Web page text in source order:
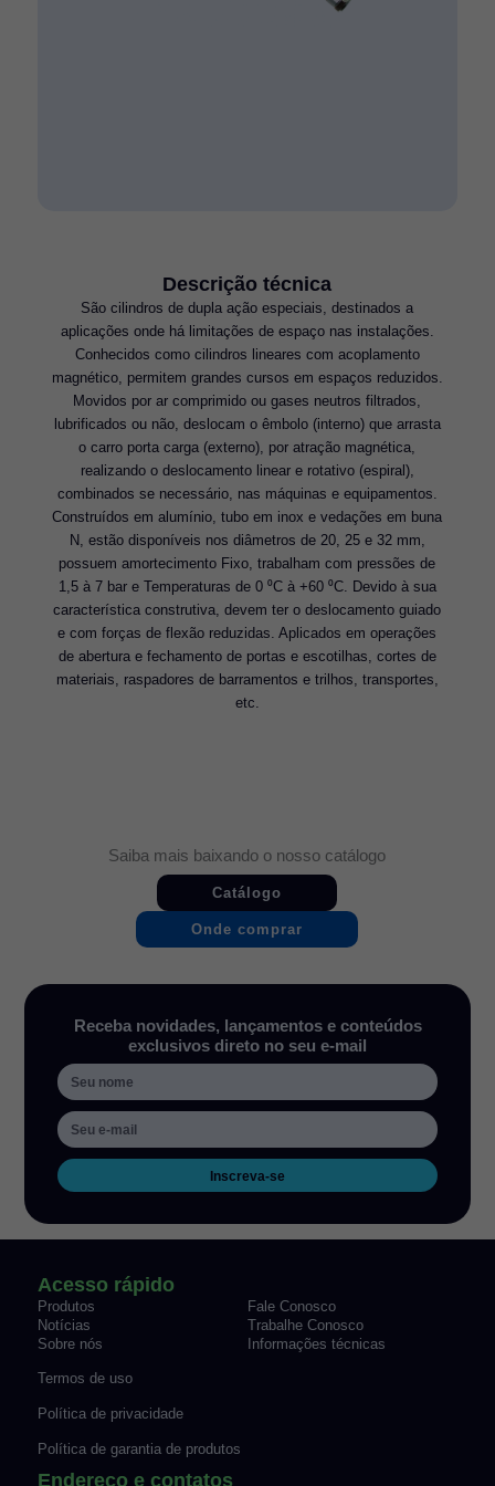
Descrição técnica
São cilindros de dupla ação especiais, destinados a
aplicações onde há limitações de espaço nas instalações.
Conhecidos como cilindros lineares com acoplamento
magnético, permitem grandes cursos em espaços reduzidos.
Movidos por ar comprimido ou gases neutros filtrados,
lubrificados ou não, deslocam o êmbolo (interno) que arrasta
o carro porta carga (externo), por atração magnética,
realizando o deslocamento linear e rotativo (espiral),
combinados se necessário, nas máquinas e equipamentos.
Construídos em alumínio, tubo em inox e vedações em buna
N, estão disponíveis nos diâmetros de 20, 25 e 32 mm,
possuem amortecimento Fixo, trabalham com pressões de
1,5 à 7 bar e Temperaturas de 0 ⁰C à +60 ⁰C. Devido à sua
característica construtiva, devem ter o deslocamento guiado
e com forças de flexão reduzidas. Aplicados em operações
de abertura e fechamento de portas e escotilhas, cortes de
materiais, raspadores de barramentos e trilhos, transportes,
etc.
Saiba mais baixando o nosso catálogo
Catálogo
Onde comprar
Receba novidades, lançamentos e conteúdos
exclusivos direto no seu e-mail
Inscreva-se
Acesso rápido
Produtos
Fale Conosco
Notícias
Trabalhe Conosco
Sobre nós
Informações técnicas
Termos de uso
Política de privacidade
Política de garantia de produtos
Endereço e contatos